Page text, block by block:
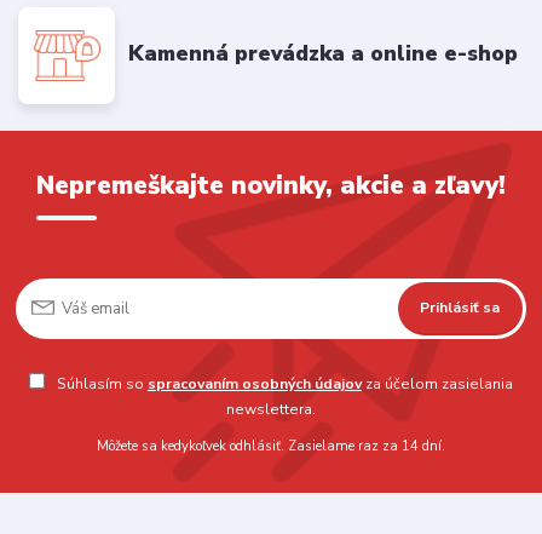
Kamenná prevádzka a online e-shop
Nepremeškajte novinky, akcie a zľavy!
Prihlásiť sa
Súhlasím so spracovaním osobných údajovza účelom zasielania
newslettera.
Môžete sa kedykoľvek odhlásiť. Zasielame raz za 14 dní.